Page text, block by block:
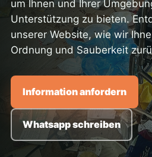
um Ihnen und Ihrer
Unterstützung zu bieten.
unserer Website, wie wir
Ordnung und Sauberkeit
Information anfordern
Whatsapp schreiben